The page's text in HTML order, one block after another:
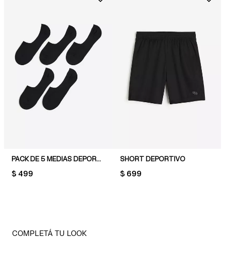
PACK DE 5 MEDIAS DEPORTIVAS CON DRYMOVE™
PRICE:
$ 499
SHORT DEPORTIVO
PRICE:
$ 699
COMPLETÁ TU LOOK